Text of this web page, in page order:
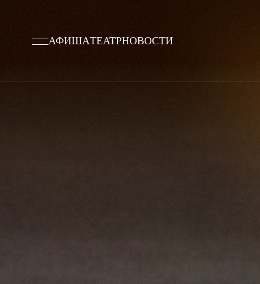
АФИШАТЕАТРНОВОСТИ